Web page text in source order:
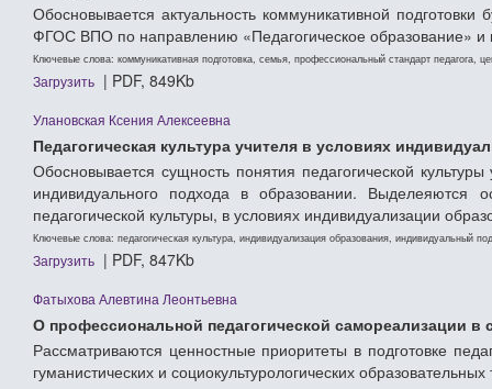
Обосновывается актуальность коммуникативной
ФГОС ВПО по направлению «Педагогическое образование» и
Ключевые слова: коммуникативная подготовка, семья, профессиональный стандарт педагога,
Загрузить
| PDF, 849Kb
Улановская Ксения Алексеевна
Педагогическая культура учителя в условиях
Обосновывается сущность понятия педагогической
индивидуального подхода в образовании. Выделеяются
педагогической культуры, в условиях индивидуализации
Ключевые слова: педагогическая культура, индивидуализация образования, индивидуальный
Загрузить
| PDF, 847Kb
Фатыхова Алевтина Леонтьевна
О профессиональной педагогической самореализации в
Рассматриваются ценностные приоритеты в подготовке
гуманистических и социокультурологических